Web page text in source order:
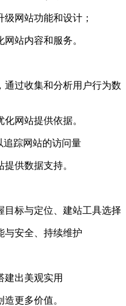
网站功能和设计；
站内容和服务。
通过收集和分析用户行为数
网站提供依据。
追踪网站的访问量
供数据支持。
目标与定位、建站工具选择
与安全、持续维护
建出美观实用
更多价值。